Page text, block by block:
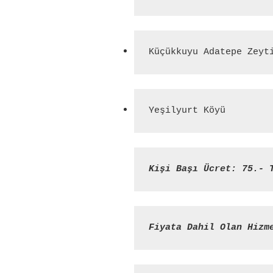
Küçükkuyu Adatepe
Yeşilyurt Köyü
Kişi Başı Ücret: 75.-
Fiyata Dahil Olan